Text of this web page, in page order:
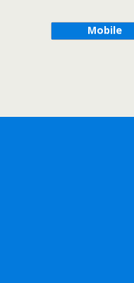
Mobile